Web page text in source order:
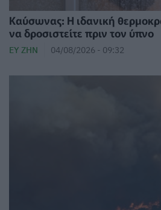
⁠Καύσωνας: Η ιδανική
να δροσιστείτε πριν τον ύπνο
ΕΥ ΖΗΝ 04/08/2026 - 09:32